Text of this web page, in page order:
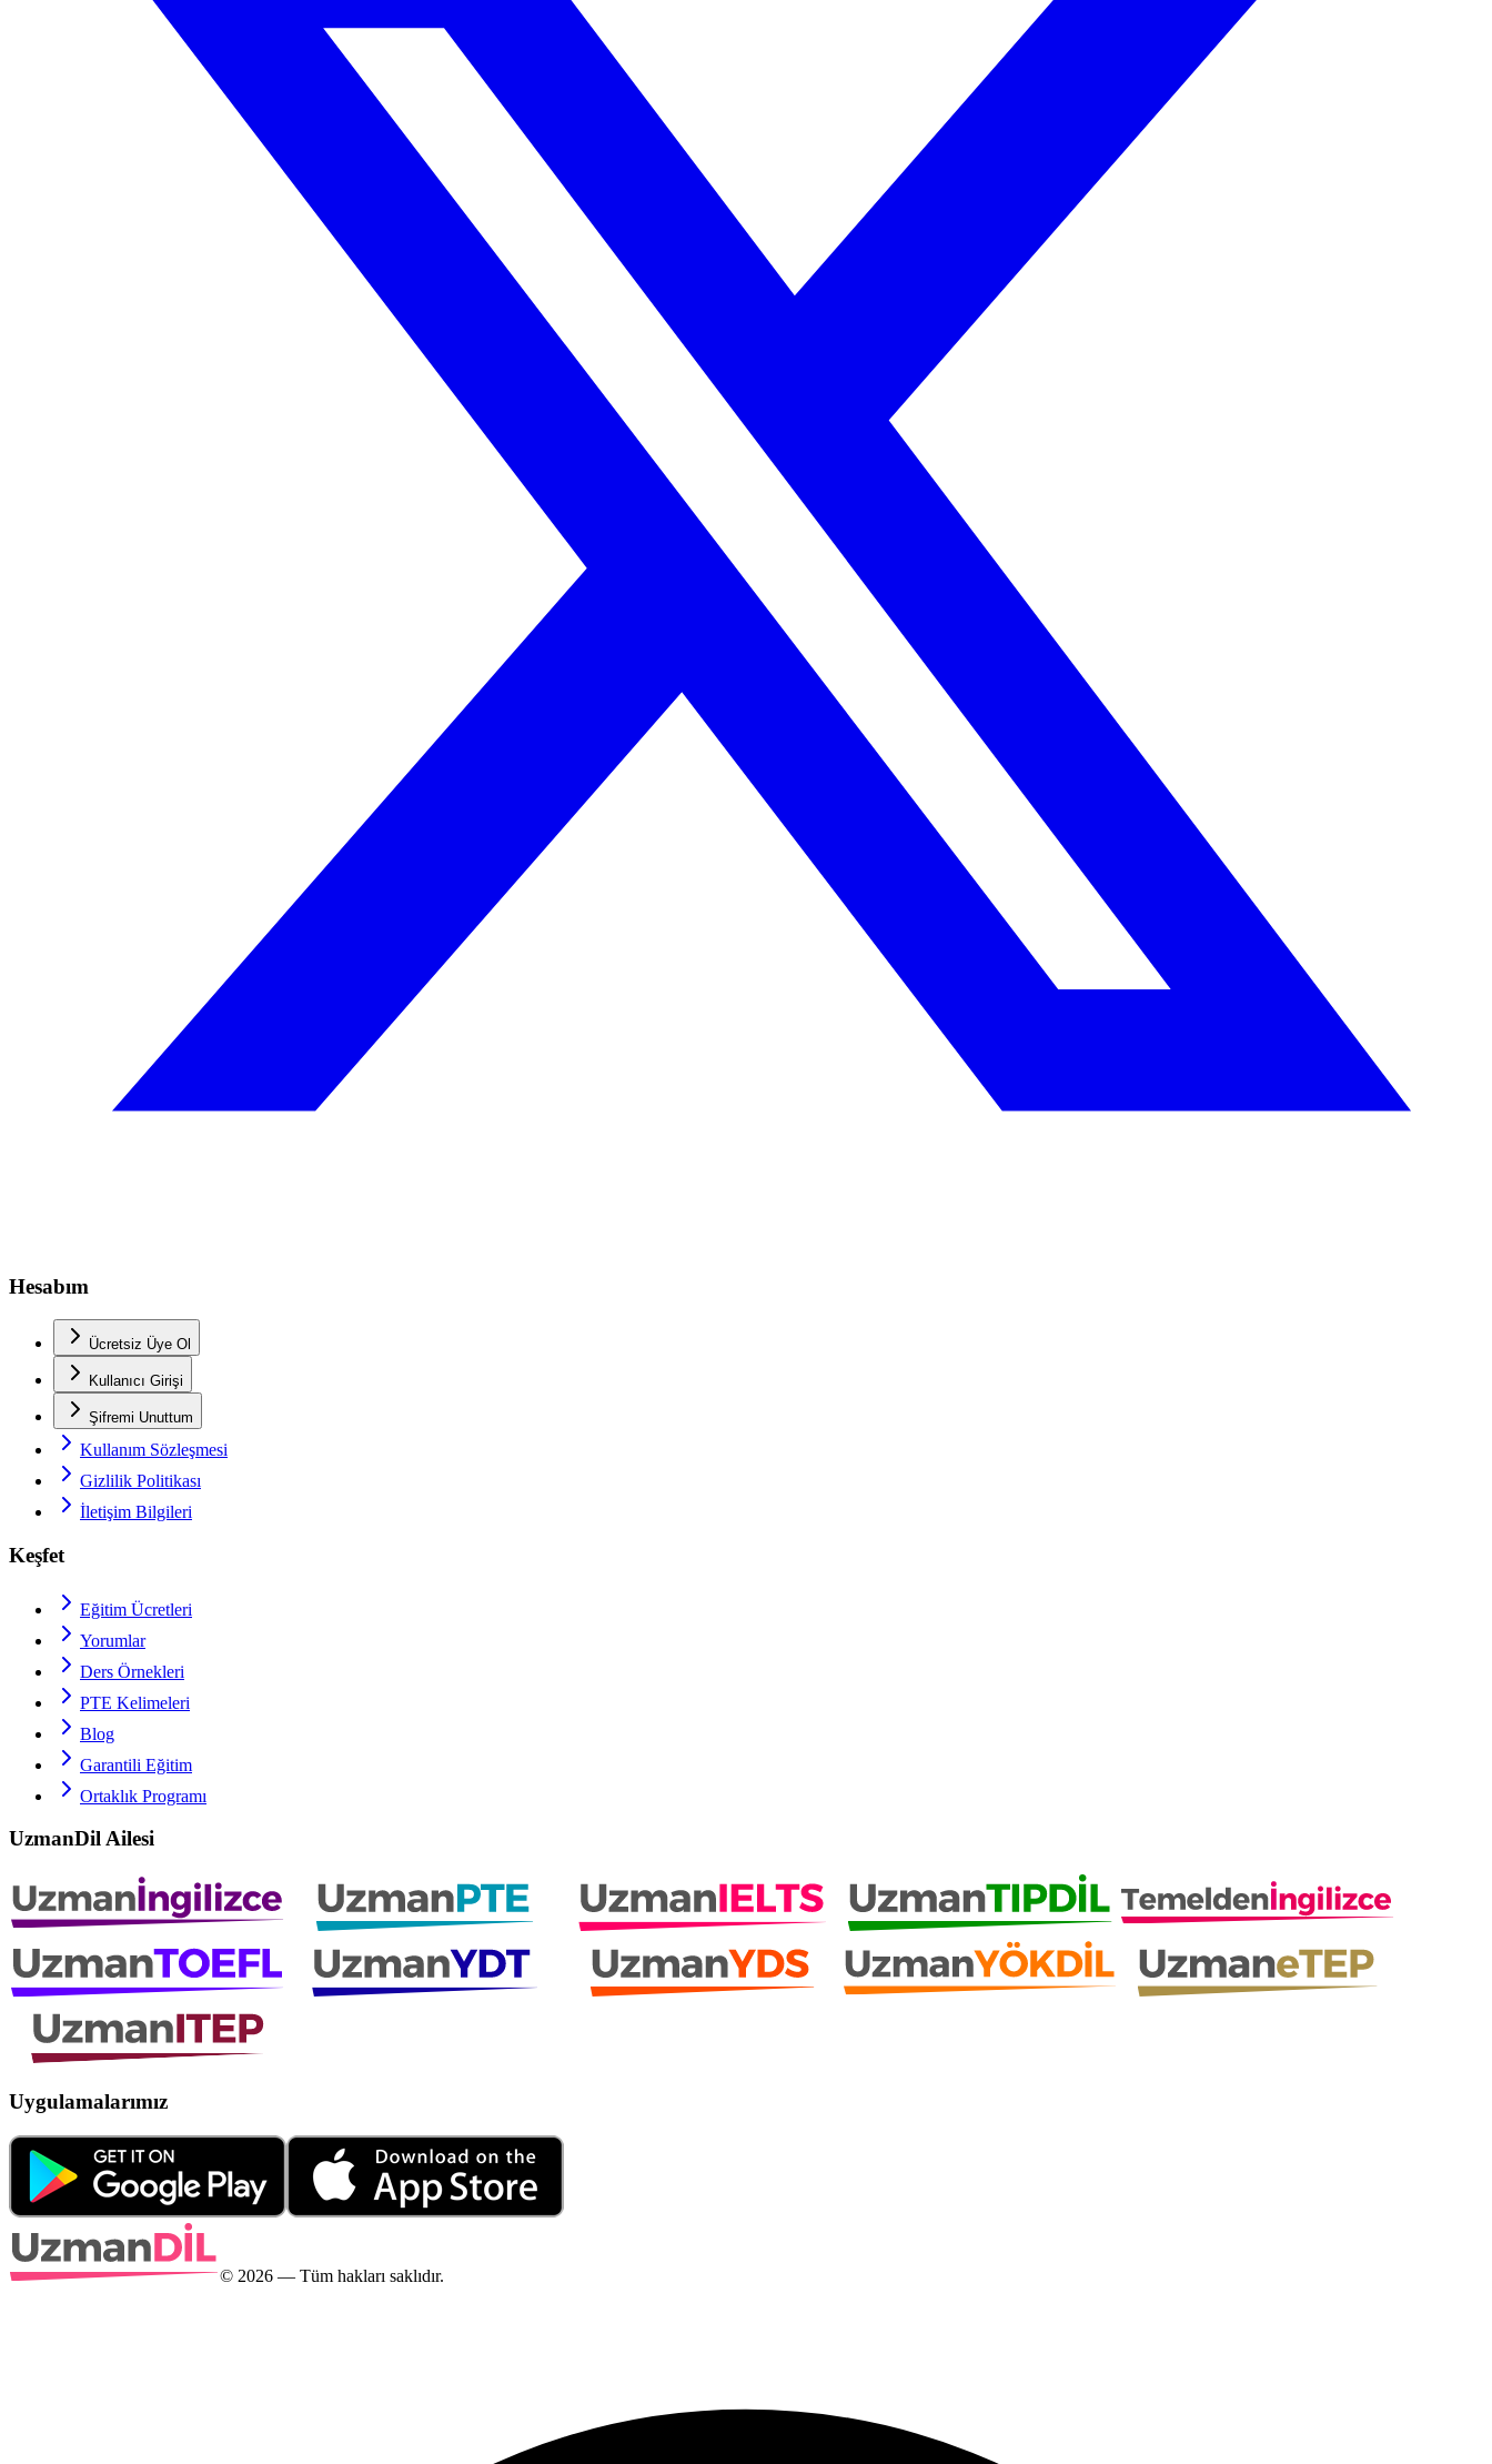
Hesabım
Ücretsiz Üye Ol
Kullanıcı Girişi
Şifremi Unuttum
Kullanım Sözleşmesi
Gizlilik Politikası
İletişim Bilgileri
Keşfet
Eğitim Ücretleri
Yorumlar
Ders Örnekleri
PTE Kelimeleri
Blog
Garantili Eğitim
Ortaklık Programı
UzmanDil Ailesi
Uygulamalarımız
© 2026 — Tüm hakları saklıdır.